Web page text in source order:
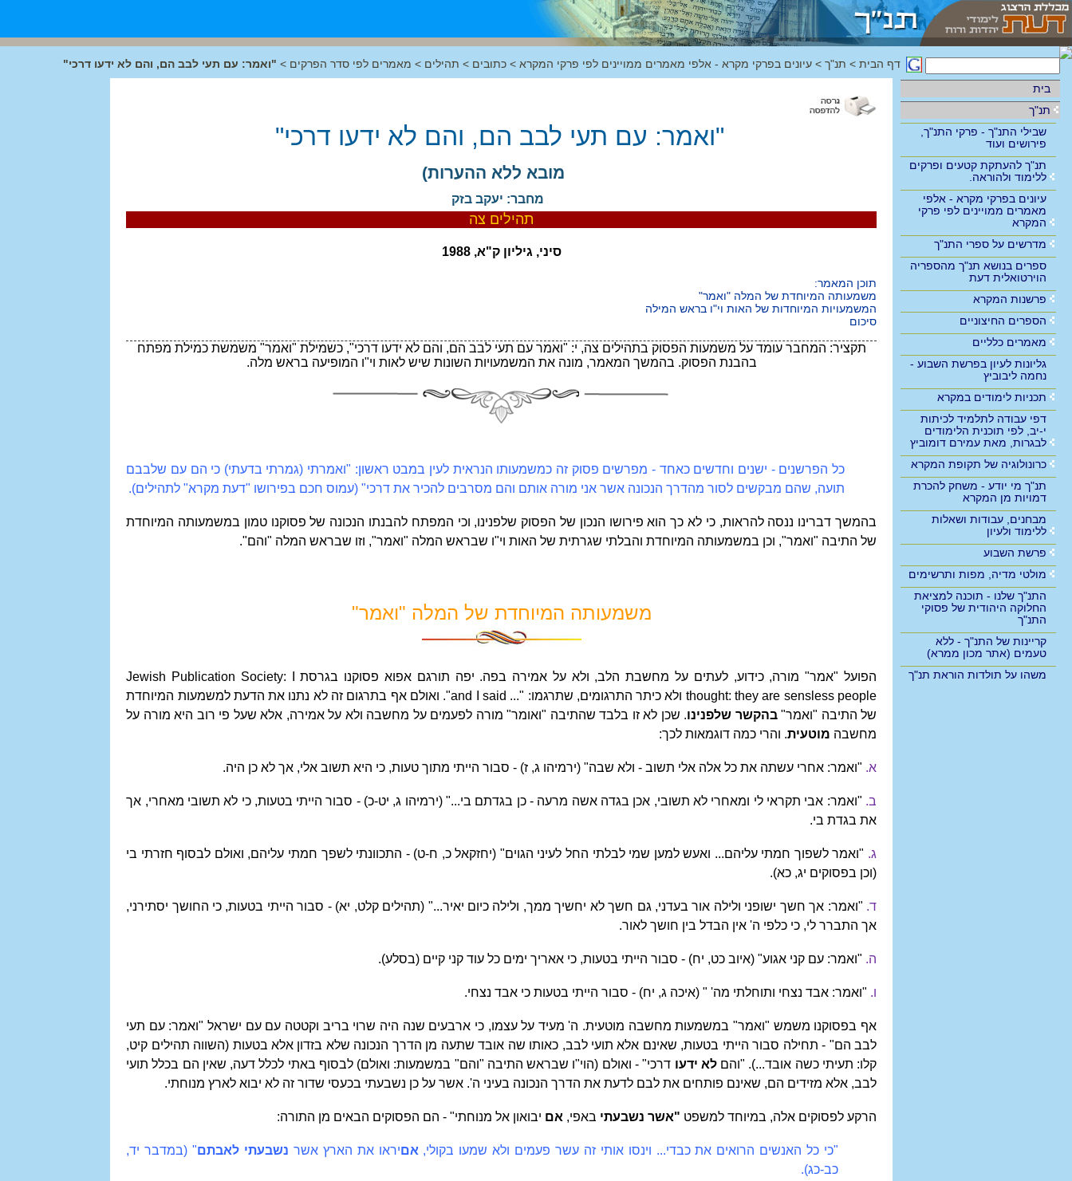
בית
תנ"ך
שבילי התנ"ך - פרקי התנ"ך,
פירושים ועוד
תנ"ך להעתקת קטעים ופרקים
ללימוד ולהוראה.
עיונים בפרקי מקרא - אלפי
מאמרים ממויינים לפי פרקי
המקרא
מדרשים על ספרי התנ"ך
ספרים בנושא תנ"ך מהספריה
הוירטואלית דעת
פרשנות המקרא
הספרים החיצוניים
מאמרים כלליים
גליונות לעיון בפרשת השבוע -
נחמה ליבוביץ
תכניות לימודים במקרא
דפי עבודה לתלמיד לכיתות
י-יב, לפי תוכנית הלימודים
לבגרות, מאת עמירם דומוביץ
כרונולוגיה של תקופת המקרא
תנ"ך מי יודע - משחק להכרת
דמויות מן המקרא
מבחנים, עבודות ושאלות
ללימוד ולעיון
פרשת השבוע
מולטי מדיה, מפות ותרשימים
התנ"ך שלנו - תוכנה למציאת
החלוקה היהודית של פסוקי
התנ"ך
קריינות של התנ"ך - ללא
טעמים (אתר מכון ממרא)
משהו על תולדות הוראת תנ"ך
דף הבית > תנ"ך > עיונים בפרקי מקרא - אלפי מאמרים ממויינים לפי פרקי המקרא > כתובים > תהילים > מאמרים לפי סדר הפרקים > "ואמר: עם תעי לבב הם, והם לא ידעו דרכי"
"ואמר: עם תעי לבב הם, והם לא ידעו דרכי"
מובא ללא ההערות)
מחבר: יעקב בזק
תהילים צה
סיני, גיליון ק"א, 1988
תוכן המאמר:
משמעותה המיוחדת של המלה "ואמר"
המשמעויות המיוחדות של האות וי"ו בראש המילה
סיכום
תקציר: המחבר עומד על משמעות הפסוק בתהילים צה, י: "ואמר עם תעי לבב הם, והם לא ידעו דרכי", כשמילת "ואמר" משמשת כמילת מפתח
בהבנת הפסוק. בהמשך המאמר, מונה את המשמעויות השונות שיש לאות וי"ו המופיעה בראש מלה.
כל הפרשנים - ישנים וחדשים כאחד - מפרשים פסוק זה כמשמעותו הנראית לעין במבט ראשון: "ואמרתי (גמרתי בדעתי) כי הם עם שלבבם
תועה, שהם מבקשים לסור מהדרך הנכונה אשר אני מורה אותם והם מסרבים להכיר את דרכי" (עמוס חכם בפירושו "דעת מקרא" לתהילים).
בהמשך דברינו ננסה להראות, כי לא כך הוא פירושו הנכון של הפסוק שלפנינו, וכי המפתח להבנתו הנכונה של פסוקנו טמון במשמעותה המיוחדת
של התיבה "ואמר", וכן במשמעותה המיוחדת והבלתי שגרתית של האות וי"ו שבראש המלה "ואמר", וזו שבראש המלה "והם".
משמעותה המיוחדת של המלה "ואמר"
הפועל "אמר" מורה, כידוע, לעתים על מחשבת הלב, ולא על אמירה בפה. יפה תורגם אפוא פסוקנו בגרסת
Jewish Publication Society: I
thought: they are sensless people ולא כיתר התרגומים, שתרגמו: "... and I said". ואולם אף בתרגום זה לא נתנו את הדעת למשמעות המיוחדת
של התיבה "ואמר"בהקשר שלפנינו. שכן לא זו בלבד שהתיבה "ואומר" מורה לפעמים על מחשבה ולא על אמירה, אלא שעל פי רוב היא מורה על
מחשבה מוטעית. והרי כמה דוגמאות לכך:
א. "ואמר: אחרי עשתה את כל אלה אלי תשוב - ולא שבה" (ירמיהו ג, ז) - סבור הייתי מתוך טעות, כי היא תשוב אלי, אך לא כן היה.
ב. "ואמר: אבי תקראי לי ומאחרי לא תשובי, אכן בגדה אשה מרעה - כן בגדתם בי..." (ירמיהו ג, יט-כ) - סבור הייתי בטעות, כי לא תשובי מאחרי, אך
את בגדת בי.
ג. "ואמר לשפוך חמתי עליהם... ואעש למען שמי לבלתי החל לעיני הגוים" (יחזקאל כ, ח-ט) - התכוונתי לשפך חמתי עליהם, ואולם לבסוף חזרתי בי
(וכן בפסוקים יג, כא).
ד. "ואמר: אך חשך ישופני ולילה אור בעדני, גם חשך לא יחשיך ממך, ולילה כיום יאיר..." (תהילים קלט, יא) - סבור הייתי בטעות, כי החושך יסתירני,
אך התברר לי, כי כלפי ה' אין הבדל בין חושך לאור.
ה. "ואמר: עם קני אגוע" (איוב כט, יח) - סבור הייתי בטעות, כי אאריך ימים כל עוד קני קיים (בסלע).
ו. "ואמר: אבד נצחי ותוחלתי מה' " (איכה ג, יח) - סבור הייתי בטעות כי אבד נצחי.
אף בפסוקנו משמש "ואמר" במשמעות מחשבה מוטעית. ה' מעיד על עצמו, כי ארבעים שנה היה שרוי בריב וקטטה עם עם ישראל "ואמר: עם תעי
לבב הם" - תחילה סבור הייתי בטעות, שאינם אלא תועי לבב, כאותו שה אובד שתעה מן הדרך הנכונה שלא בזדון אלא בטעות (השווה תהילים קיט,
קלו: תעיתי כשה אובד...). "והםלא ידעו דרכי" - ואולם (הוי"ו שבראש התיבה "והם" במשמעות: ואולם) לבסוף באתי לכלל דעה, שאין הם בכלל תועי
לבב, אלא מזידים הם, שאינם פותחים את לבם לדעת את הדרך הנכונה בעיני ה'. אשר על כן נשבעתי בכעסי שדור זה לא יבוא לארץ מנוחתי.
הרקע לפסוקים אלה, במיוחד למשפט "אשר נשבעתי באפי, אם יבואון אל מנוחתי" - הם הפסוקים הבאים מן התורה:
"כי כל האנשים הרואים את כבדי... וינסו אותי זה עשר פעמים ולא שמעו בקולי, אםיראו את הארץ אשר נשבעתי לאבתם"
(במדבר יד,
כב-כג)
.